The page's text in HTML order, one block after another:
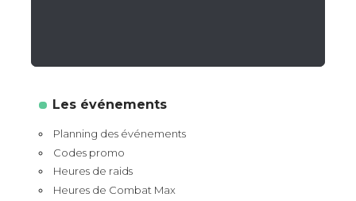
Les événements
Planning des événements
Codes promo
Heures de raids
Heures de Combat Max